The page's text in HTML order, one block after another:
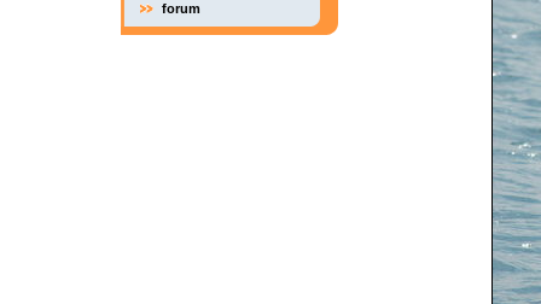
forum